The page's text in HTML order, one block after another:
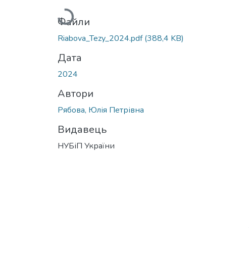
Файли
Riabova_Tezy_2024.pdf(388,4 KB)
Дата
2024
Автори
Рябова, Юлія Петрівна
Видавець
НУБіП України